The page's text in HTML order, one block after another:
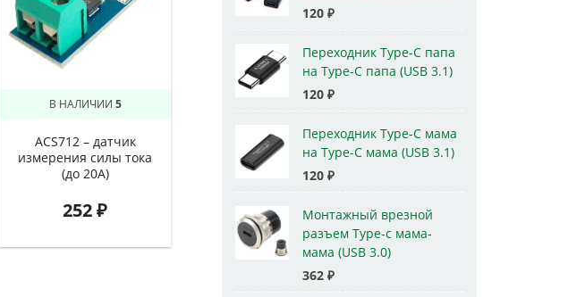
В НАЛИЧИИ 5
ACS712 – датчик
измерения силы тока
(до 20А)
252₽
120 ₽
Переходник Type-C папа
на Type-C папа (USB 3.1)
120 ₽
Переходник Type-C мама
на Type-C мама (USB 3.1)
120 ₽
Монтажный врезной
разъем Type-c мама-
мама (USB 3.0)
362 ₽